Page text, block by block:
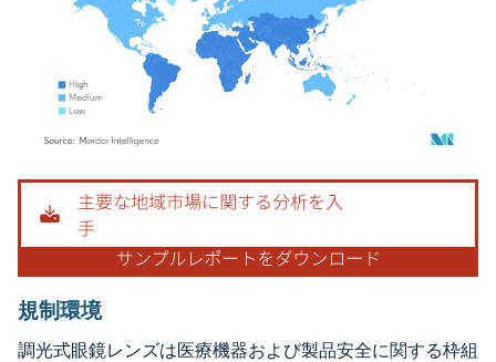
画像 © Mordor Intelligence。再利用にはCC BY 4.0の表示が必要です。
規制環境
調光式眼鏡レンズは医療機器および製品安全に関する枠組